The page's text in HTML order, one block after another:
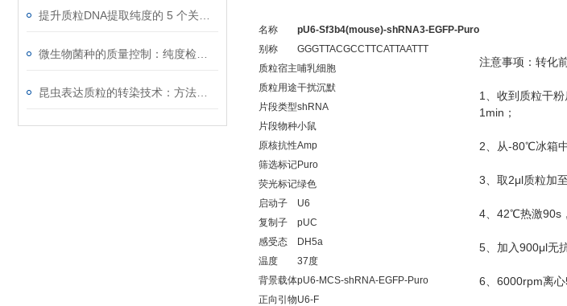
名称
pU6-Sf3b4(mouse)-shRNA3-EGFP-Puro
别称
GGGTTACGCCTTCATTAATTT
质粒宿主哺乳细胞
质粒用途干扰沉默
片段类型shRNA
片段物种小鼠
原核抗性Amp
筛选标记Puro
荧光标记绿色
启动子
U6
复制子
pUC
感受态
DH5a
温度
37度
背景载体pU6-MCS-shRNA-EGFP-Puro
正向引物U6-F
注意事项：转化
1 、收到质粒干
1min ；
2、从-80℃冰箱
3、取 2μl质粒加至
4、 42℃热激90s
5、加入900μl无
6、 6000rpm离心